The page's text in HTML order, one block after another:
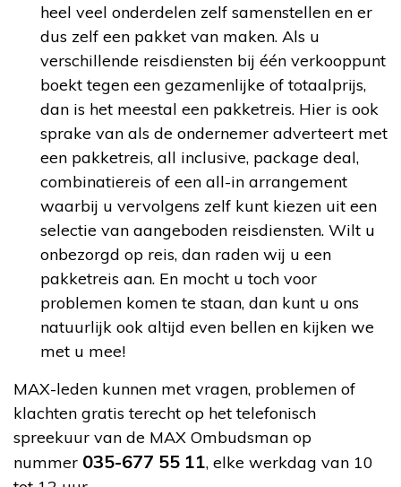
heel veel onderdelen zelf samenstellen en er
dus zelf een pakket van maken. Als u
verschillende reisdiensten bij één verkooppunt
boekt tegen een gezamenlijke of totaalprijs,
dan is het meestal een pakketreis. Hier is ook
sprake van als de ondernemer adverteert met
een pakketreis, all inclusive, package deal,
combinatiereis of een all-in arrangement
waarbij u vervolgens zelf kunt kiezen uit een
selectie van aangeboden reisdiensten. Wilt u
onbezorgd op reis, dan raden wij u een
pakketreis aan. En mocht u toch voor
problemen komen te staan, dan kunt u ons
natuurlijk ook altijd even bellen en kijken we
met u mee!
MAX-leden kunnen met vragen, problemen of
klachten gratis terecht op het telefonisch
spreekuur van de MAX Ombudsman op
nummer 035-677 55 11, elke werkdag van 10